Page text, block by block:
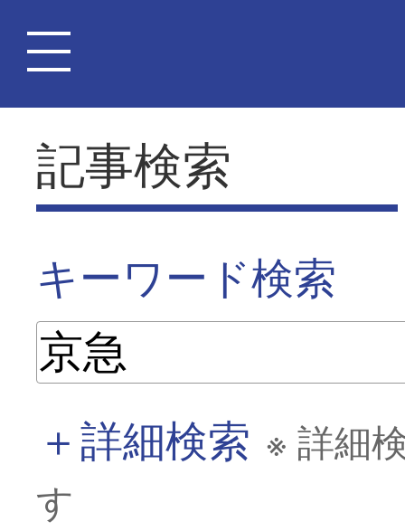
記事検索
キーワード検索
＋詳細検索 ※ 詳細
す